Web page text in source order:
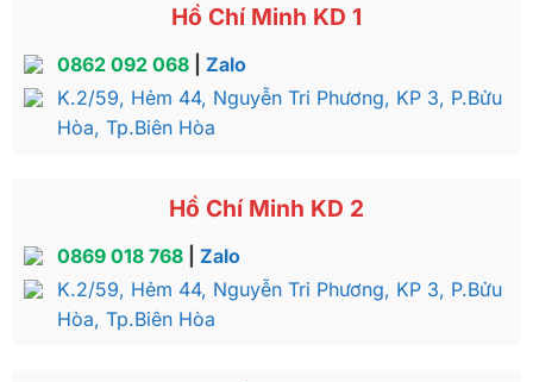
Hồ Chí Minh KD 1
0862 092 068| Zalo
K.2/59, Hẻm 44, Nguyễn Tri Phương, KP 3, P.Bửu
Hòa, Tp.Biên Hòa
Hồ Chí Minh KD 2
0869 018 768| Zalo
K.2/59, Hẻm 44, Nguyễn Tri Phương, KP 3, P.Bửu
Hòa, Tp.Biên Hòa